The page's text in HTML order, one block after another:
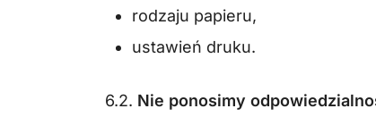
rodzaju papieru,
ustawień druku.
6.2. Nie ponosimy